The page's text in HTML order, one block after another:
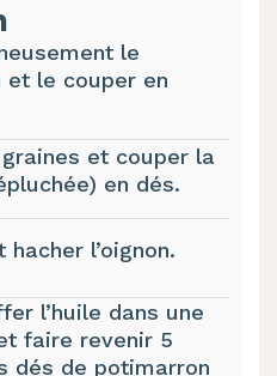
le
et le couper en
et couper la
en dés.
hacher l’oignon.
l’huile dans une
faire revenir 5
dés de potimarron